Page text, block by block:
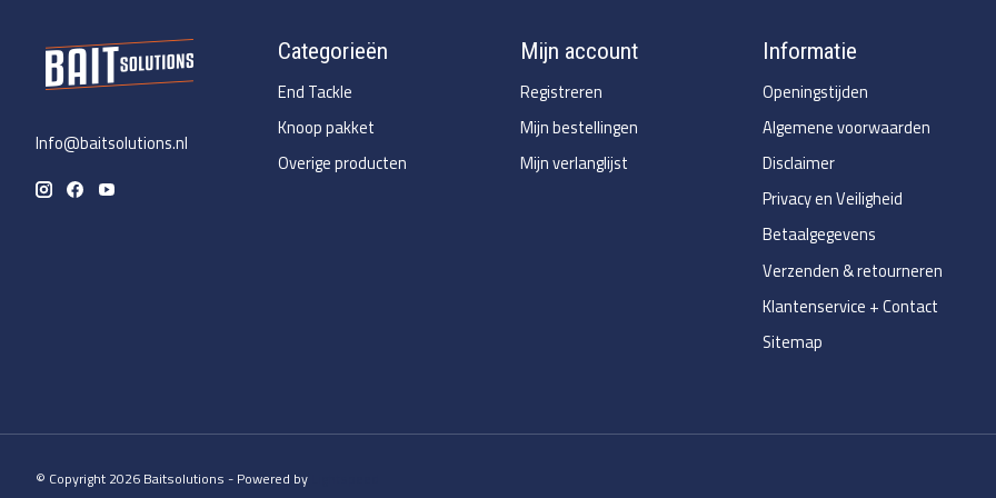
Info@baitsolutions.nl
Categorieën
End Tackle
Knoop pakket
Overige producten
Mijn account
Registreren
Mijn bestellingen
Mijn verlanglijst
Informatie
Openingstijden
Algemene voorwaarden
Disclaimer
Privacy en Veiligheid
Betaalgegevens
Verzenden & retourneren
Klantenservice + Contact
Sitemap
© Copyright 2026 Baitsolutions - Powered by